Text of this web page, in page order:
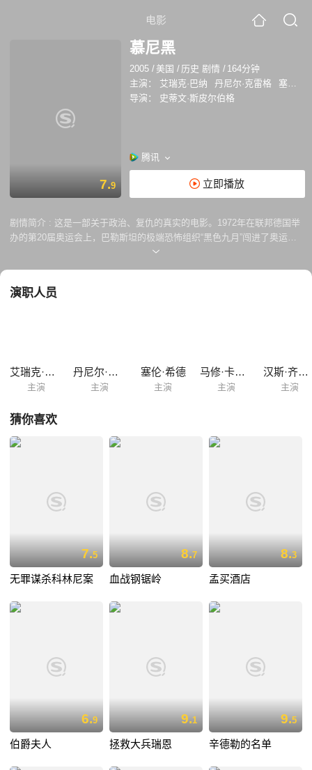
电影
7.9
慕尼黑
2005 / 美国 / 历史 剧情 / 164分钟
主演：
艾瑞克·巴纳 丹尼尔·克雷格
塞伦·希德
导演：
史蒂文·斯皮尔伯格
腾讯
立即播放
剧情简介 : 这是一部关于政治、复仇的真实的电影。1972年在联邦德国举
办的第20届奥运会上，巴勒斯坦的极端恐怖组织“黑色九月”闯进了奥运村
绑架了11名以色列运动员，以此要挟以色列释放被关押的该组织成员。
之后，以色列“摩萨德”高层迅速训练了一批特工，展开了对“黑色九月”组织
演职人员
艾瑞克·巴纳
主演
丹尼尔·克雷格
主演
塞伦·希德
主演
马修·卡索维茨
主演
汉斯·齐施勒
主演
猜你喜欢
7.5
无罪谋杀科林尼案
8.7
血战钢锯岭
8.3
孟买酒店
6.9
伯爵夫人
9.1
拯救大兵瑞恩
9.5
辛德勒的名单